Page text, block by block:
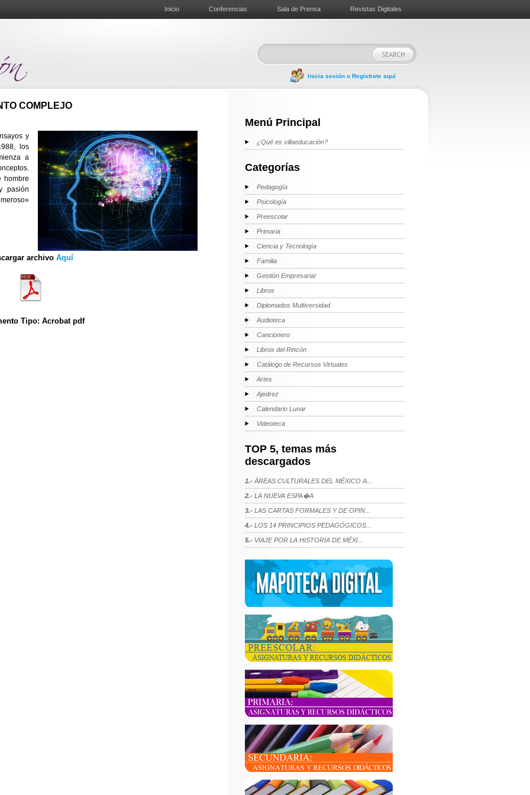
Inicio Conferencias Sala de Prensa Revistas Digitales
Inicia sesión o Registrate aquí
COMPLEJO
y
los
a
hombre
pasión
archivo Aquí
Tipo: Acrobat pdf
Menú Principal
¿Qué es villaeducación?
Categorías
Pedagogía
Psicología
Preescolar
Primaria
Ciencia y Tecnología
Familia
Gestión Empresarial
Libros
Diplomados Multiversidad
Audioteca
Cancionero
Libros del Rincón
Catálogo de Recursos Virtuales
Artes
Ajedrez
Calendario Lunar
Videoteca
TOP 5, temas más
descargados
1.- ÁREAS CULTURALES DEL MÉXICO A...
2.- LA NUEVA ESPA�A
3.- LAS CARTAS FORMALES Y DE OPIN...
4.- LOS 14 PRINCIPIOS PEDAGÓGICOS...
5.- VIAJE POR LA HISTORIA DE MÉXI...